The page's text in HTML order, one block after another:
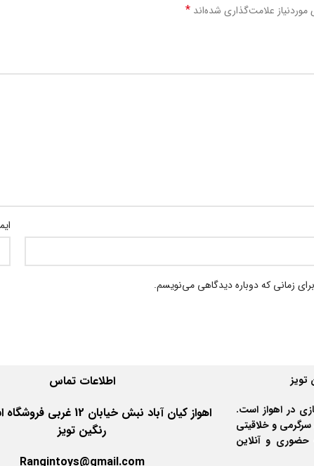
علامت‌گذاری شده‌اند *
زمانی که دوباره دیدگاهی می‌نویسم.
تویز
در اهواز است.
و خلاقیتی
حضوری و آنلاین
اطلاعات تماس
اهواز کیان آباد نبش خیابان 12
رنگین تویز
Rangintoys@gmail.com